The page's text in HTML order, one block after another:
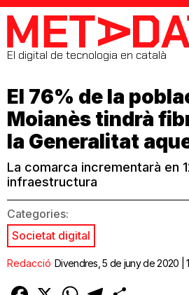
MetaData
El digital de tecnologia en català
El 76% de la
Moianès tindrà
la Generalitat
La comarca incrementarà en
infraestructura
Categories:
Societat digital
Redacció Divendres, 5 de juny de 2020 |
Facebook
X WhatsAppTelegram